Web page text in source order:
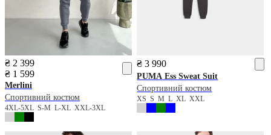
₴ 2 399
₴ 1 599
Merlini
Спортивний костюм
4XL-5XL S-M L-XL XXL-3XL
₴ 3 990
PUMA Ess Sweat Suit
Спортивний костюм
XSSMLXLXXL